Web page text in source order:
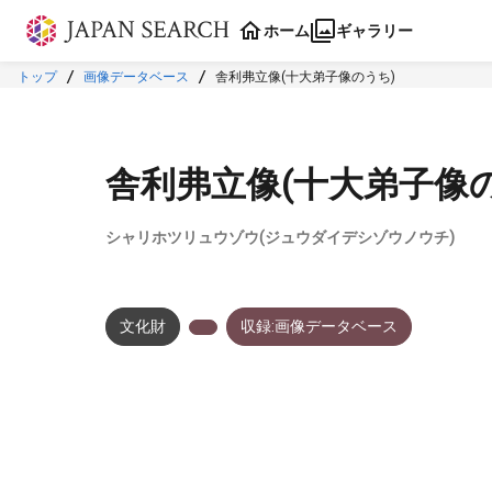
本文に飛ぶ
ホーム ギャラリー
トップ 画像データベース 舎利弗立像(十大弟子像のうち)
舎利弗立像(十大弟子像
シャリホツリュウゾウ(ジュウダイデシゾウノウチ)
文化財 収録:画像データベース